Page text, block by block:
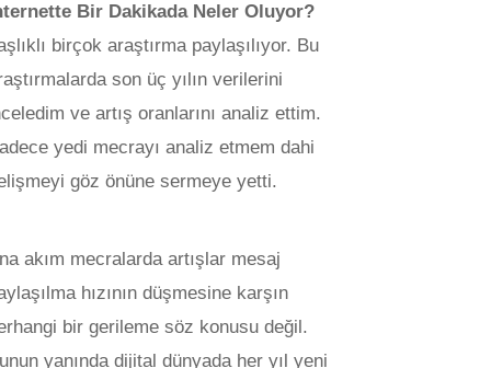
Bir Dakikada Neler Oluyor?
birçok araştırma paylaşılıyor. Bu
son üç yılın verilerini
ve artış oranlarını analiz ettim.
yedi mecrayı analiz etmem dahi
göz önüne sermeye yetti.
akım mecralarda artışlar mesaj
hızının düşmesine karşın
bir gerileme söz konusu değil.
yanında dijital dünyada her yıl yeni